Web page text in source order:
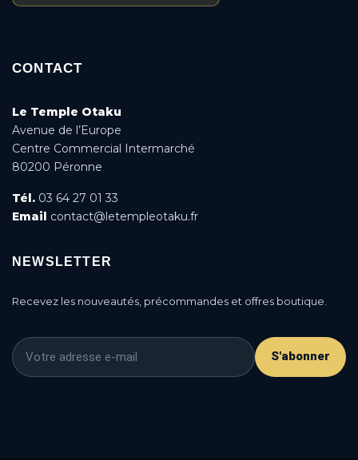
CONTACT
Le Temple Otaku
Avenue de l’Europe
Centre Commercial Intermarché
80200 Péronne
Tél. 03 64 27 01 33
Email contact@letempleotaku.fr
NEWSLETTER
Recevez les nouveautés, précommandes et offres boutique.
S'abonner